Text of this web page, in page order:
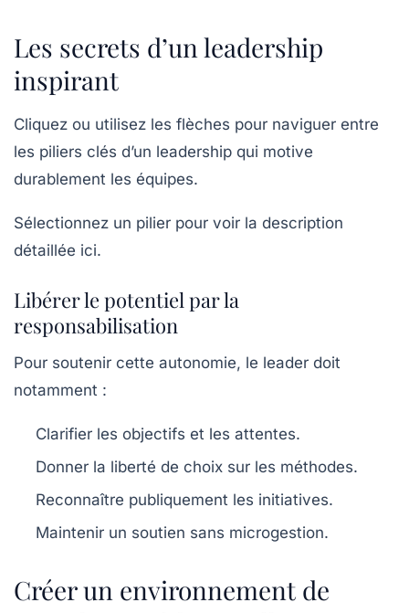
Les secrets d’un leadership
inspirant
Cliquez ou utilisez les flèches pour naviguer entre
les piliers clés d’un leadership qui motive
durablement les équipes.
Sélectionnez un pilier pour voir la description
détaillée ici.
Libérer le potentiel par la
responsabilisation
Pour soutenir cette autonomie, le leader doit
notamment :
Clarifier les objectifs et les attentes.
Donner la liberté de choix sur les méthodes.
Reconnaître publiquement les initiatives.
Maintenir un soutien sans microgestion.
Créer un environnement de